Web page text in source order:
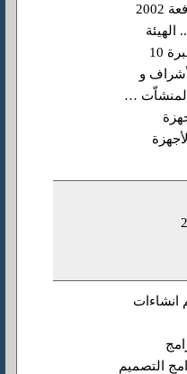
انا مهندس مدني دفعة 2002
الهيئة
العامة للصرف – خبرة 10
و
…
التصميم